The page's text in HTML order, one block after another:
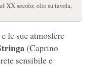
XX secolo; olio su tavola,
le sue atmosfere
(Caprino
sensibile e